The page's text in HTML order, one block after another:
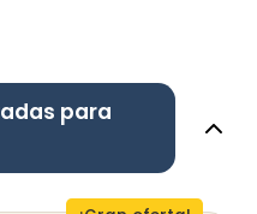
para